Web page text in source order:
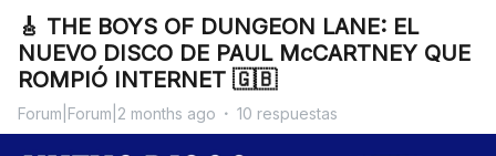
🎸 THE BOYS OF DUNGEON LANE: EL
NUEVO DISCO DE PAUL McCARTNEY QUE
ROMPIÓ INTERNET 🇬🇧
Forum|Forum|2 months ago 10 respuestas